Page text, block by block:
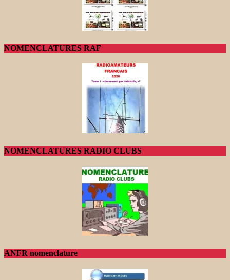
NOMENCLATURES RAF
NOMENCLATURES RADIO CLUBS
ANFR nomenclature